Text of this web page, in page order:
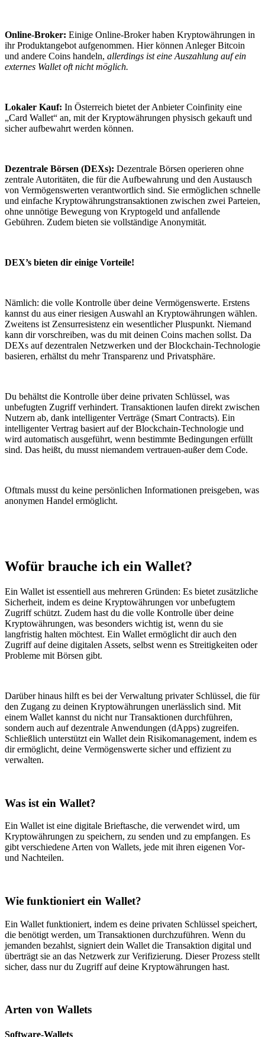
Online-Broker: Einige Online-Broker haben Kryptowährungen in
ihr Produktangebot aufgenommen. Hier können Anleger Bitcoin
und andere Coins handeln, allerdings ist eine Auszahlung auf ein
externes Wallet oft nicht möglich.
Lokaler Kauf: In Österreich bietet der Anbieter Coinfinity eine
„Card Wallet“ an, mit der Kryptowährungen physisch gekauft und
sicher aufbewahrt werden können.
Dezentrale Börsen (DEXs): Dezentrale Börsen operieren ohne
zentrale Autoritäten, die für die Aufbewahrung und den Austausch
von Vermögenswerten verantwortlich sind. Sie ermöglichen schnelle
und einfache Kryptowährungstransaktionen zwischen zwei Parteien,
ohne unnötige Bewegung von Kryptogeld und anfallende
Gebühren. Zudem bieten sie vollständige Anonymität.
DEX’s bieten dir einige Vorteile!
Nämlich: die volle Kontrolle über deine Vermögenswerte. Erstens
kannst du aus einer riesigen Auswahl an Kryptowährungen wählen.
Zweitens ist Zensurresistenz ein wesentlicher Pluspunkt. Niemand
kann dir vorschreiben, was du mit deinen Coins machen sollst. Da
DEXs auf dezentralen Netzwerken und der Blockchain-Technologie
basieren, erhältst du mehr Transparenz und Privatsphäre.
Du behältst die Kontrolle über deine privaten Schlüssel, was
unbefugten Zugriff verhindert. Transaktionen laufen direkt zwischen
Nutzern ab, dank intelligenter Verträge (Smart Contracts). Ein
intelligenter Vertrag basiert auf der Blockchain-Technologie und
wird automatisch ausgeführt, wenn bestimmte Bedingungen erfüllt
sind. Das heißt, du musst niemandem vertrauen-außer dem Code.
Oftmals musst du keine persönlichen Informationen preisgeben, was
anonymen Handel ermöglicht.
Wofür brauche ich ein Wallet?
Ein Wallet ist essentiell aus mehreren Gründen: Es bietet zusätzliche
Sicherheit, indem es deine Kryptowährungen vor unbefugtem
Zugriff schützt. Zudem hast du die volle Kontrolle über deine
Kryptowährungen, was besonders wichtig ist, wenn du sie
langfristig halten möchtest. Ein Wallet ermöglicht dir auch den
Zugriff auf deine digitalen Assets, selbst wenn es Streitigkeiten oder
Probleme mit Börsen gibt.
Darüber hinaus hilft es bei der Verwaltung privater Schlüssel, die für
den Zugang zu deinen Kryptowährungen unerlässlich sind. Mit
einem Wallet kannst du nicht nur Transaktionen durchführen,
sondern auch auf dezentrale Anwendungen (dApps) zugreifen.
Schließlich unterstützt ein Wallet dein Risikomanagement, indem es
dir ermöglicht, deine Vermögenswerte sicher und effizient zu
verwalten.
Was ist ein Wallet?
Ein Wallet ist eine digitale Brieftasche, die verwendet wird, um
Kryptowährungen zu speichern, zu senden und zu empfangen. Es
gibt verschiedene Arten von Wallets, jede mit ihren eigenen Vor-
und Nachteilen.
Wie funktioniert ein Wallet?
Ein Wallet funktioniert, indem es deine privaten Schlüssel speichert,
die benötigt werden, um Transaktionen durchzuführen. Wenn du
jemanden bezahlst, signiert dein Wallet die Transaktion digital und
überträgt sie an das Netzwerk zur Verifizierung. Dieser Prozess stellt
sicher, dass nur du Zugriff auf deine Kryptowährungen hast.
Arten von Wallets
Software-Wallets